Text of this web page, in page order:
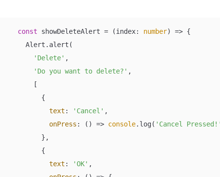
const showDeleteAlert = (index: number) => {
    Alert.alert(
'Delete' ,
'Do you want to delete?' ,
      [
        {
text : 'Cancel' ,
onPress : () => console.log( 'Cancel
        },
        {
text : 'OK' ,